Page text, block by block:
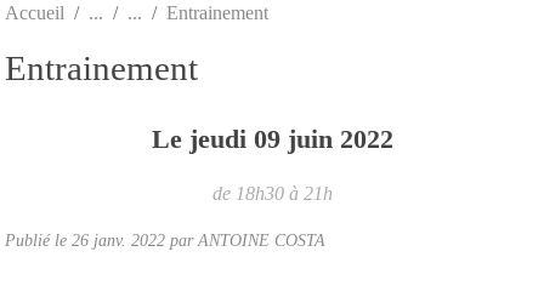
Accueil Entrainement
Entrainement
Le jeudi 09 juin 2022
de 18h30 à 21h
Publié le 26 janv. 2022 par ANTOINE COSTA